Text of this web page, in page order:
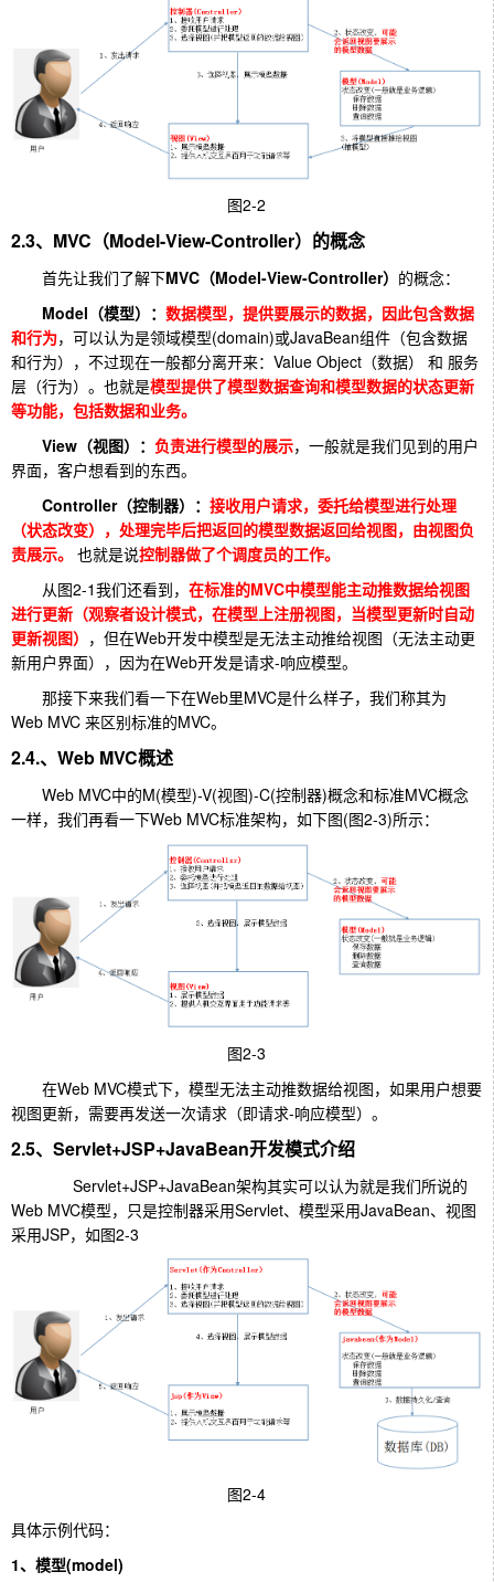
图2-2
2.3、MVC（Model-View-Controller）的概念
首先让我们了解下MVC （Model-View-Controller） 的概念：
Model （模型）： 数据模型，提供要展示的数据，因此包含数据
和行为，可以认为是领域模型(domain)或JavaBean组件（包含数据
和行为），不过现在一般都分离开来：Value Object（数据） 和 服务
层（行为）。也就是模型提供了模型数据查询和模型数据的状态更新
等功能，包括数据和业务。
View （视图）： 负责进行模型的展示，一般就是我们见到的用户
界面，客户想看到的东西。
Controller（控制器）： 接收用户请求，委托给模型进行处理
（状态改变），处理完毕后把返回的模型数据返回给视图，由视图负
责展示。 也就是说控制器做了个调度员的工作。
从图2-1我们还看到， 在标准的MVC中模型能主动推数据给视图
进行更新（观察者设计模式，在模型上注册视图，当模型更新时自动
更新视图） ，但在Web开发中模型是无法主动推给视图（无法主动更
新用户界面），因为在Web开发是请求-响应模型。
那接下来我们看一下在Web里MVC是什么样子，我们称其为
Web MVC 来区别标准的MVC。
2.4.、Web MVC概述
Web MVC中的M(模型)-V(视图)-C(控制器)概念和标准MVC概念
一样，我们再看一下Web MVC标准架构，如下图(图2-3)所示：
图2-3
在Web MVC模式下，模型无法主动推数据给视图，如果用户想要
视图更新，需要再发送一次请求（即请求-响应模型）。
2.5、Servlet+JSP+JavaBean开发模式介绍
Servlet+JSP+JavaBean架构其实可以认为就是我们所说的
Web MVC模型，只是控制器采用Servlet、模型采用JavaBean、视图
采用JSP，如图2-3
图2-4
具体示例代码：
1、模型(model)